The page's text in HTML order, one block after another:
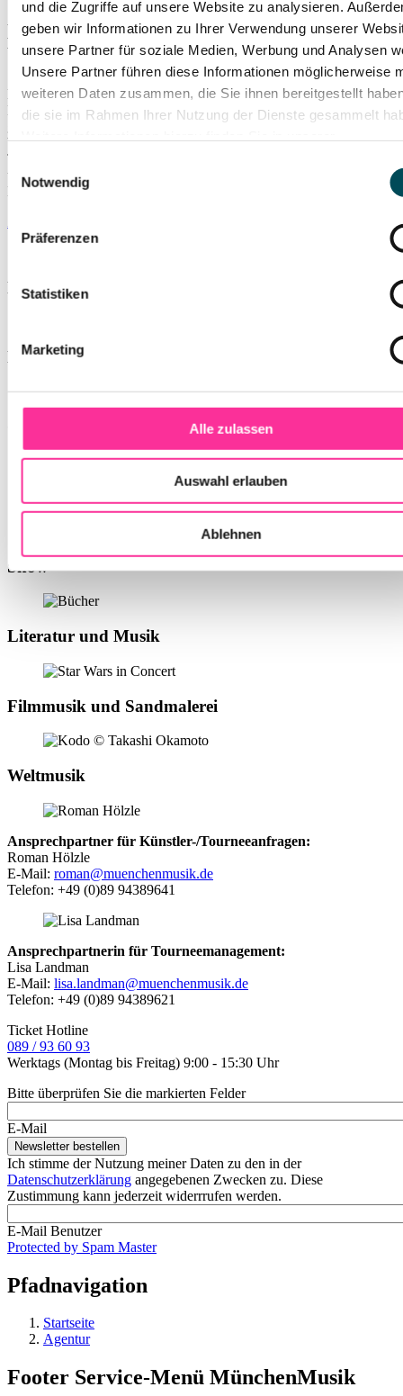
und die Zugriffe auf unsere Website zu analysieren.
geben wir Informationen zu Ihrer Verwendung unserer
unsere Partner für soziale Medien, Werbung und Analysen
Unsere Partner führen diese Informationen möglicherweise
weiteren Daten zusammen, die Sie ihnen bereitgestellt
die sie im Rahmen Ihrer Nutzung der Dienste gesammelt
Notwendig
Präferenzen
Statistiken
Marketing
Alle zulassen
Auswahl erlauben
Ablehnen
LIU KOTOW und MünchenMusik
bündeln ihre Kompetenzen
LIU KOTOW International Management & Promotion und die
MünchenMusik Gruppe freuen sich, die Gründung ihrer
gemeinsamen Agentur LIU KOTOW Artists GmbH & Co. KG
bekanntzugeben. Damit vereinen LIU KOTOW und der Bereich
Tourneemanagement der MünchenMusik Gruppe ihre Erfahrungen
und Kompetenzen und gestalten gemeinsam den weiteren
Erfolgskurs.
Klassik und Oper
Brassensembles
Swing, Jazz und Pop
Show
Literatur und Musik
Filmmusik und Sandmalerei
Weltmusik
Ansprechpartner für Künstler-/Tourneeanfragen:
Roman Hölzle
E-Mail: roman@muenchenmusik.de
Telefon: +49 (0)89 94389641
Ansprechpartnerin für Tourneemanagement:
Lisa Landman
E-Mail: lisa.landman@muenchenmusik.de
Telefon: +49 (0)89 94389621
Ticket Hotline
089 / 93 60 93
Werktags (Montag bis Freitag) 9:00 - 15:30 Uhr
Bitte überprüfen Sie die markierten Felder
E-Mail
Ich stimme der Nutzung meiner Daten zu den in der
Datenschutzerklärung angegebenen Zwecken zu. Diese
Zustimmung kann jederzeit widerrrufen werden.
E-Mail Benutzer
Protected by Spam Master
Pfadnavigation
Startseite
Agentur
Footer Service-Menü MünchenMusik